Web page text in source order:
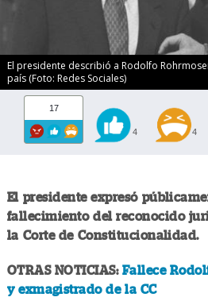
El presidente describió a Rodolfo
país (Foto: Redes Sociales)
17
4 4
El presidente expresó
fallecimiento del reconocido
la Corte de Constitucionalidad.
OTRAS NOTICIAS: Fallece
y exmagistrado de la CC